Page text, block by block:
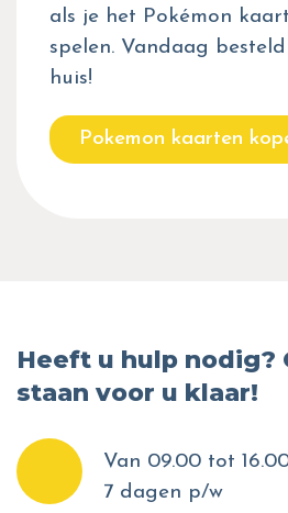
als je het Pokémon
spelen. Vandaag
huis!
Pokemon kaarten
Heeft u hulp nodig?
staan voor u klaar!
Van 09.00 tot
7 dagen p/w